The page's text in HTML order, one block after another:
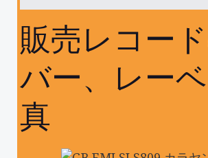
販売レコー
バー、レー
真